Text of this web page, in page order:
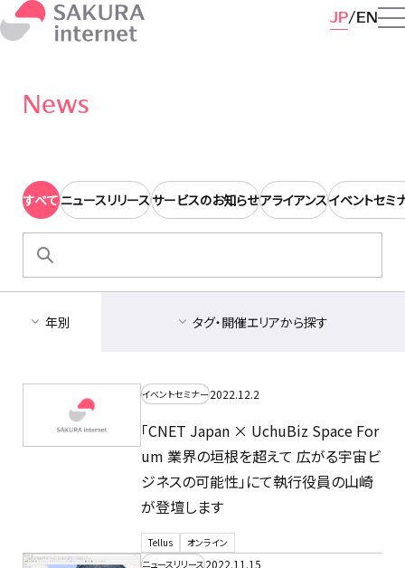
JP EN
News
すべてニュースリリースサービスのお知らせアライアンスイベントセミ
年別 タグ・開催エリアから探す
イベントセミナー2022.12.2
「CNET Japan × UchuBiz Space For
um 業界の垣根を超えて 広がる宇宙ビ
ジネスの可能性」にて執行役員の山崎
が登壇します
Tellus
オンライン
ニュースリリース2022.11.15